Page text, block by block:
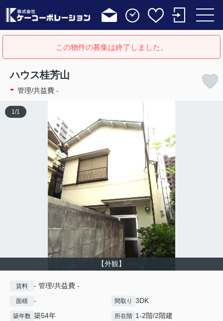
この物件の募集は終了しました。
ハウス桂芳山
- 管理/共益費 -
【外観】
1 /1
賃料 - 管理/共益費 -
面積 - 間取り 3DK
築年数 築54年 所在階 1-2階/2階建